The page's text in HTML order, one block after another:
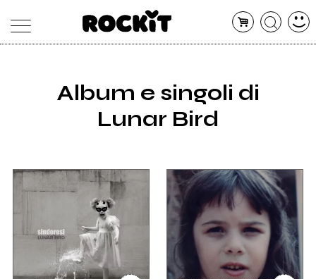
MAGAZINE
ARTICOLI
DATABASE
CONCERTI
RADIO
Album e singoli di
Lunar Bird